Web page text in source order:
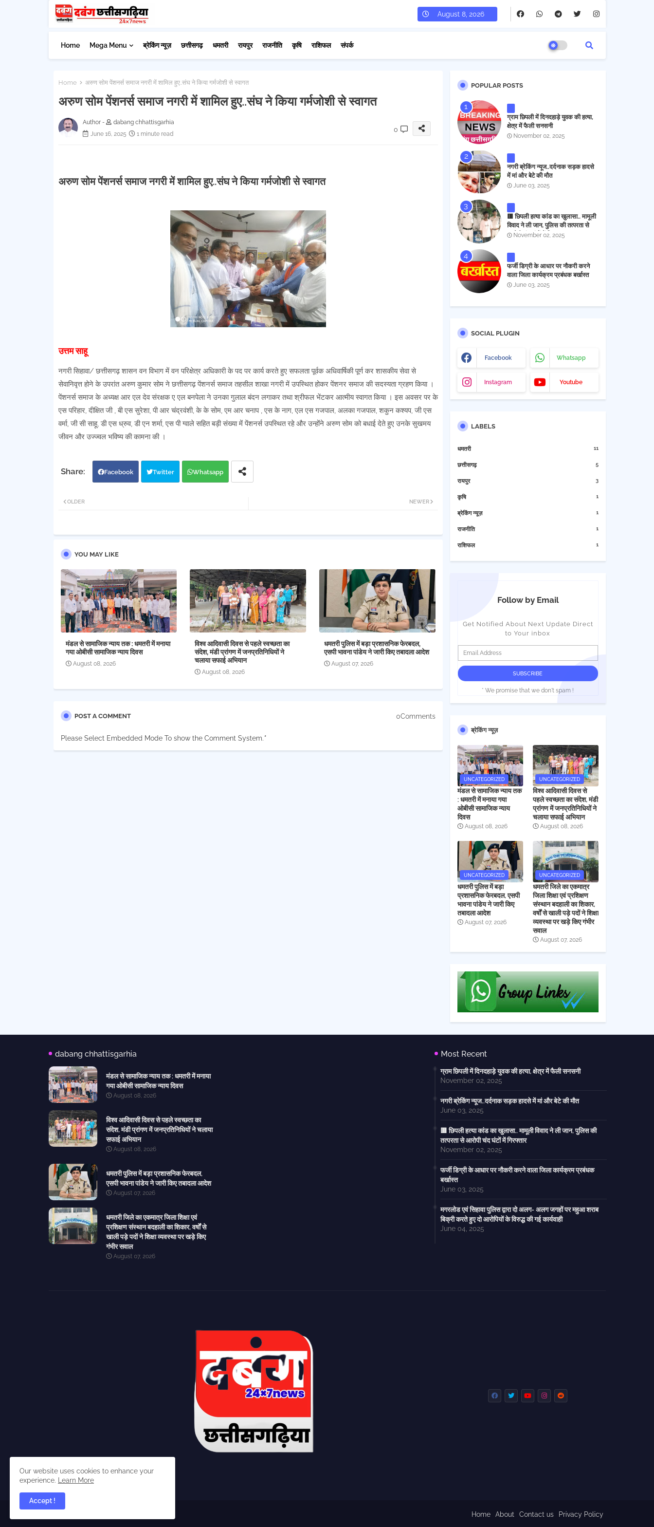
August 8, 2026
Home Mega Menu ब्रेकिंग न्यूज़ छत्तीसगढ़ धमतरी रायपुर राजनीति कृषि राशिफल संपर्क
Home अरुण सोम पेंशनर्स समाज नगरी में शामिल हुए..संघ ने किया गर्मजोशी से स्वागत
अरुण सोम पेंशनर्स समाज नगरी में शामिल हुए..संघ ने किया गर्मजोशी से स्वागत
Author -
dabang chhattisgarhia
June 16, 2025
1 minute read
0
अरुण सोम पेंशनर्स समाज नगरी में शामिल हुए..संघ ने किया गर्मजोशी से स्वागत
उत्तम साहू
नगरी सिहावा/ छत्तीसगढ़ शासन वन विभाग में वन परिक्षेत्र अधिकारी के पद पर कार्य करते हुए सफलता पूर्वक अधिवार्षिकी पूर्ण कर शासकीय सेवा से
सेवानिवृत्त होने के उपरांत अरुण कुमार सोम ने छत्तीसगढ़ पेंशनर्स समाज तहसील शाखा नगरी में उपस्थित होकर पेंशनर समाज की सदस्यता ग्रहण किया ।
पेंशनर्स समाज के अध्यक्ष आर एल देव संरक्षक ए एल बनपेला ने उनका गुलाल बंदन लगाकर तथा श्रीफल भेंटकर आत्मीय स्वागत किया । इस अवसर पर के
एस परिहार, दीक्षित जी , बी एस सुरेशा, पी आर चंद्रवंशी, के के सोम, एम आर चनाप , एस के नाग, एल एस गजपाल, अलका गजपाल, शकुन कश्यप, जी एस
वर्मा, जी सी साहू, डी एस ध्रुव, डी एन शर्मा, एस पी ग्वाले सहित बड़ी संख्या में पेंशनर्स उपस्थित रहे और उन्होंने अरुण सोम को बधाई देते हुए उनके सुखमय
जीवन और उज्ज्वल भविष्य की कामना की ।
Facebook Twitter Whatsapp
NEWER
OLDER
YOU MAY LIKE
मंडल से सामाजिक न्याय तक : धमतरी में मनाया
गया ओबीसी सामाजिक न्याय दिवस
August 08, 2026
विश्व आदिवासी दिवस से पहले स्वच्छता का
संदेश, मंडी प्रांगण में जनप्रतिनिधियों ने
चलाया सफाई अभियान
August 08, 2026
धमतरी पुलिस में बड़ा प्रशासनिक फेरबदल,
एसपी भावना पांडेय ने जारी किए तबादला आदेश
August 07, 2026
POST A COMMENT 0Comments
Please Select Embedded Mode To show the Comment System.*
POPULAR POSTS
ग्राम छिपली में दिनदहाड़े युवक की हत्या,
क्षेत्र में फैली सनसनी
November 02, 2025
नगरी ब्रेकिंग न्यूज..दर्दनाक सड़क हादसे
में मां और बेटे की मौत
June 03, 2025
🟥 छिपली हत्या कांड का खुलासा.. मामूली
विवाद ने ली जान, पुलिस की तत्परता से
आरोपी चंद घंटों में गिरफ्तार
November 02, 2025
फर्जी डिग्री के आधार पर नौकरी करने
वाला जिला कार्यक्रम प्रबंधक बर्खास्त
June 03, 2025
SOCIAL PLUGIN
Facebook Whatsapp
Instagram Youtube
LABELS
धमतरी 11
छत्तीसगढ़ 5
रायपुर 3
कृषि 1
ब्रेकिंग न्यूज़ 1
राजनीति 1
राशिफल 1
Follow by Email
Get Notified About Next Update Direct
to Your inbox
* We promise that we don't spam !
ब्रेकिंग न्यूज़
UNCATEGORIZED
मंडल से सामाजिक न्याय तक
: धमतरी में मनाया गया
ओबीसी सामाजिक न्याय
दिवस
August 08, 2026
UNCATEGORIZED
विश्व आदिवासी दिवस से
पहले स्वच्छता का संदेश, मंडी
प्रांगण में जनप्रतिनिधियों ने
चलाया सफाई अभियान
August 08, 2026
UNCATEGORIZED
धमतरी पुलिस में बड़ा
प्रशासनिक फेरबदल, एसपी
भावना पांडेय ने जारी किए
तबादला आदेश
August 07, 2026
UNCATEGORIZED
धमतरी जिले का एकमात्र
जिला शिक्षा एवं प्रशिक्षण
संस्थान बदहाली का शिकार,
वर्षों से खाली पड़े पदों ने शिक्षा
व्यवस्था पर खड़े किए गंभीर
सवाल
August 07, 2026
dabang chhattisgarhia
मंडल से सामाजिक न्याय तक : धमतरी में मनाया
गया ओबीसी सामाजिक न्याय दिवस
August 08, 2026
विश्व आदिवासी दिवस से पहले स्वच्छता का
संदेश, मंडी प्रांगण में जनप्रतिनिधियों ने चलाया
सफाई अभियान
August 08, 2026
धमतरी पुलिस में बड़ा प्रशासनिक फेरबदल,
एसपी भावना पांडेय ने जारी किए तबादला आदेश
August 07, 2026
धमतरी जिले का एकमात्र जिला शिक्षा एवं
प्रशिक्षण संस्थान बदहाली का शिकार, वर्षों से
खाली पड़े पदों ने शिक्षा व्यवस्था पर खड़े किए
गंभीर सवाल
August 07, 2026
Most Recent
ग्राम छिपली में दिनदहाड़े युवक की हत्या, क्षेत्र में फैली सनसनी
November 02, 2025
नगरी ब्रेकिंग न्यूज..दर्दनाक सड़क हादसे में मां और बेटे की मौत
June 03, 2025
🟥 छिपली हत्या कांड का खुलासा.. मामूली विवाद ने ली जान, पुलिस की
तत्परता से आरोपी चंद घंटों में गिरफ्तार
November 02, 2025
फर्जी डिग्री के आधार पर नौकरी करने वाला जिला कार्यक्रम प्रबंधक
बर्खास्त
June 03, 2025
मगरलोड एवं सिहावा पुलिस द्वारा दो अलग- अलग जगहों पर महुआ शराब
बिक्री करते हुए दो आरोपियों के विरुद्ध की गई कार्यवाही
June 04, 2025
Home About Contact us Privacy Policy
Our website uses cookies to enhance your
experience.
Learn More
Accept !